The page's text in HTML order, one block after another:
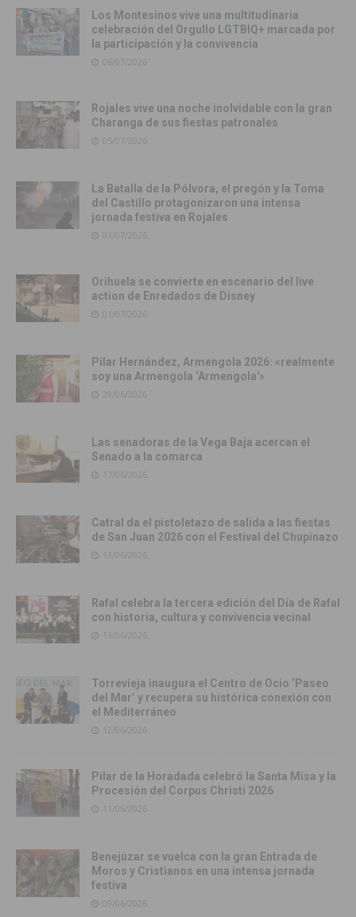
Los Montesinos vive una multitudinaria
celebración del Orgullo LGTBIQ+ marcada por
la participación y la convivencia
06/07/2026
Rojales vive una noche inolvidable con la gran
Charanga de sus fiestas patronales
05/07/2026
La Batalla de la Pólvora, el pregón y la Toma
del Castillo protagonizaron una intensa
jornada festiva en Rojales
03/07/2026
Orihuela se convierte en escenario del live
action de Enredados de Disney
01/07/2026
Pilar Hernández, Armengola 2026: «realmente
soy una Armengola ‘Armengola'»
29/06/2026
Las senadoras de la Vega Baja acercan el
Senado a la comarca
17/06/2026
Catral da el pistoletazo de salida a las fiestas
de San Juan 2026 con el Festival del Chupinazo
13/06/2026
Rafal celebra la tercera edición del Día de Rafal
con historia, cultura y convivencia vecinal
13/06/2026
Torrevieja inaugura el Centro de Ocio ‘Paseo
del Mar’ y recupera su histórica conexión con
el Mediterráneo
12/06/2026
Pilar de la Horadada celebró la Santa Misa y la
Procesión del Corpus Christi 2026
11/06/2026
Benejúzar se vuelca con la gran Entrada de
Moros y Cristianos en una intensa jornada
festiva
09/06/2026